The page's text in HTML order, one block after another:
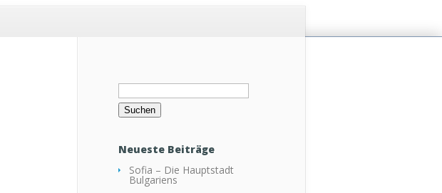
Suchen
Neueste Beiträge
Sofia – Die Hauptstadt
Bulgariens